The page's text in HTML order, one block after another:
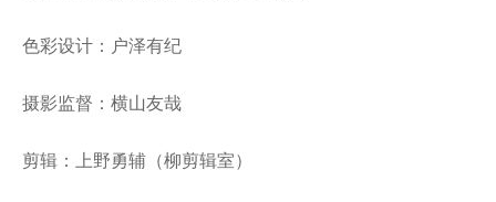
色彩设计：户泽有纪
摄影监督：横山友哉
剪辑：上野勇辅（柳剪辑室）